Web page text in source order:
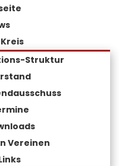
Struktur
Vereinen